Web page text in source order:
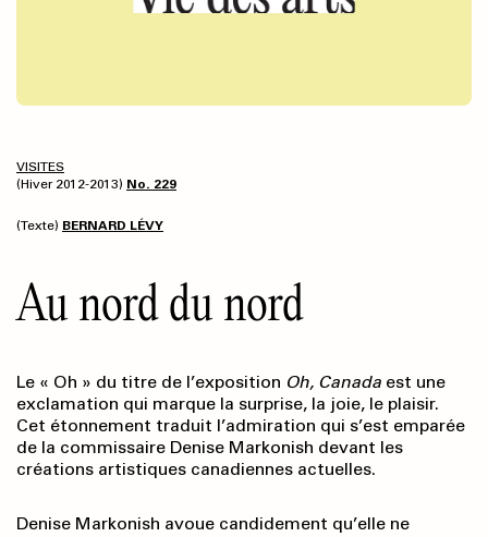
VISITES
(Hiver 2012-2013) No. 229
(Texte) BERNARD LÉVY
Au nord du nord
Le « Oh » du titre de l’exposition Oh, Canada est une
exclamation qui marque la surprise, la joie, le plaisir.
Cet étonnement traduit l’admiration qui s’est emparée
de la commissaire Denise Markonish devant les
créations artistiques canadiennes actuelles.
Denise Markonish avoue candidement qu’elle ne